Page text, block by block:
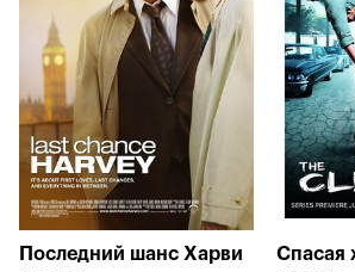
Последний шанс Харви
Спасая